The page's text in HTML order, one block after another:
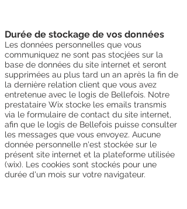
Durée de stockage de vos données
Les données personnelles que vous
communiquez ne sont pas stocjées sur la
base de données du site internet et seront
supprimées au plus tard un an après la fin de
la dernière relation client que vous avez
entretenue avec le logis de Bellefois. Notre
prestataire Wix stocke les emails transmis
via le formulaire de contact du site internet,
afin que le logis de Bellefois puisse consulter
les messages que vous envoyez. Aucune
donnée personnelle n'est stockée sur le
présent site internet et la plateforme utilisée
(wix). Les cookies sont stockés pour une
durée d'un mois sur votre navigateur.